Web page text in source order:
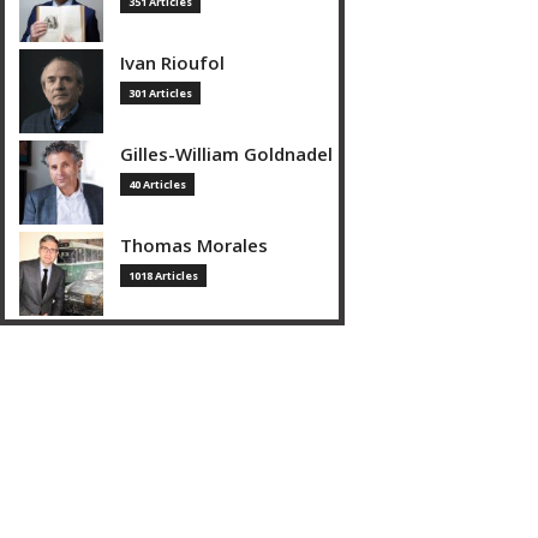
Ivan Rioufol
301 Articles
Gilles-William Goldnadel
40 Articles
Thomas Morales
1018 Articles